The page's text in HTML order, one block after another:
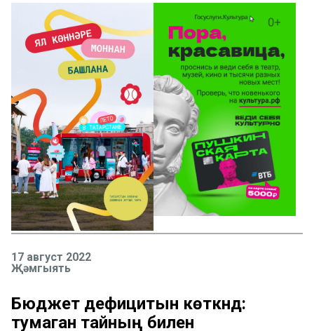
17 август 2022
Җәмгыять
Бюджет дефицитын көткәндә:
тумаган тайның билен